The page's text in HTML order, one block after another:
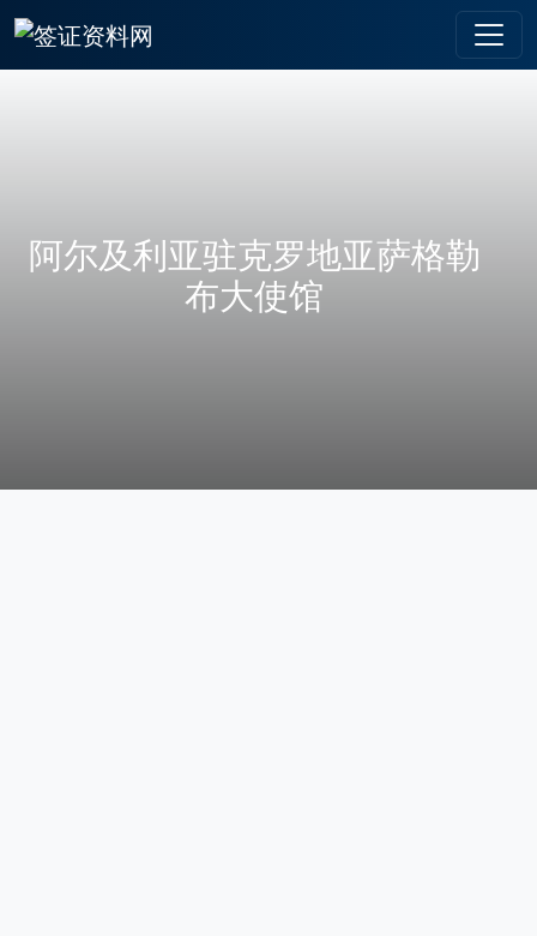
阿尔及利亚驻克罗地亚萨格勒
布大使馆